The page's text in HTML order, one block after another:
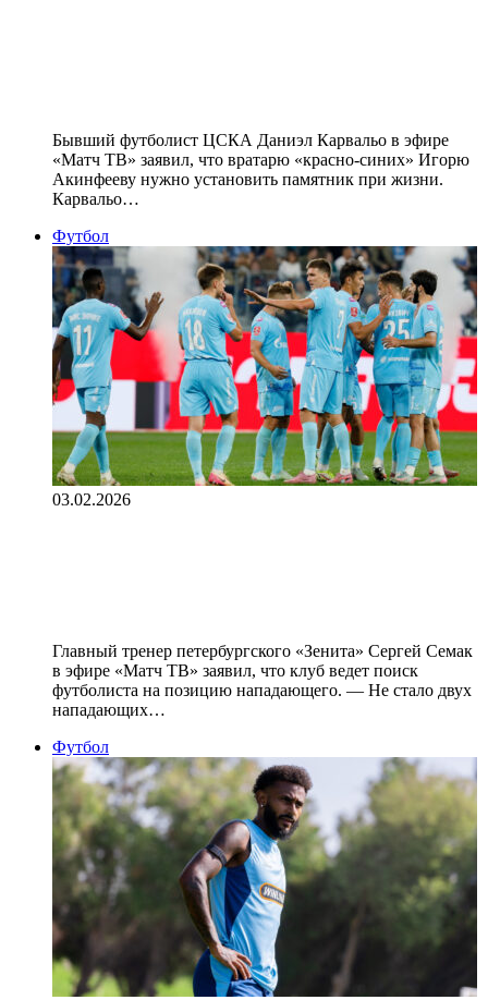
Бывший футболист ЦСКА Даниэл Карвальо в эфире
«Матч ТВ» заявил, что вратарю «красно‑синих» Игорю
Акинфееву нужно установить памятник при жизни.
Карвальо…
Футбол
03.02.2026
Главный тренер петербургского «Зенита» Сергей Семак
в эфире «Матч ТВ» заявил, что клуб ведет поиск
футболиста на позицию нападающего. — Не стало двух
нападающих…
Футбол